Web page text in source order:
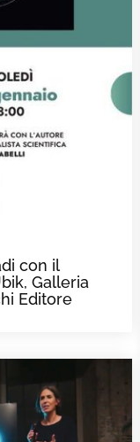
con il
Galleria
Editore